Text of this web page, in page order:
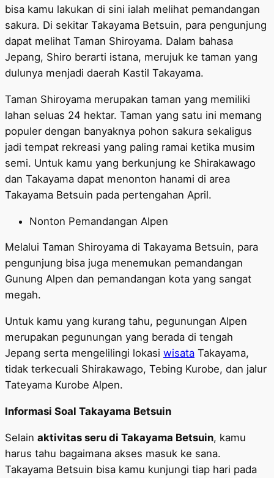
bisa kamu lakukan di sini ialah melihat pemandangan
sakura. Di sekitar Takayama Betsuin, para pengunjung
dapat melihat Taman Shiroyama. Dalam bahasa
Jepang, Shiro berarti istana, merujuk ke taman yang
dulunya menjadi daerah Kastil Takayama.
Taman Shiroyama merupakan taman yang memiliki
lahan seluas 24 hektar. Taman yang satu ini memang
populer dengan banyaknya pohon sakura sekaligus
jadi tempat rekreasi yang paling ramai ketika musim
semi. Untuk kamu yang berkunjung ke Shirakawago
dan Takayama dapat menonton hanami di area
Takayama Betsuin pada pertengahan April.
Nonton Pemandangan Alpen
Melalui Taman Shiroyama di Takayama Betsuin, para
pengunjung bisa juga menemukan pemandangan
Gunung Alpen dan pemandangan kota yang sangat
megah.
Untuk kamu yang kurang tahu, pegunungan Alpen
merupakan pegunungan yang berada di tengah
Jepang serta mengelilingi lokasi wisata Takayama,
tidak terkecuali Shirakawago, Tebing Kurobe, dan jalur
Tateyama Kurobe Alpen.
Informasi Soal Takayama Betsuin
Selain aktivitas seru di Takayama Betsuin, kamu
harus tahu bagaimana akses masuk ke sana.
Takayama Betsuin bisa kamu kunjungi tiap hari pada